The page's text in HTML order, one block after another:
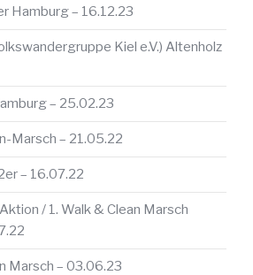
Hamburg – 16.12.23
Kiel e.V.) Altenholz
– 25.02.23
Marsch – 21.05.22
– 16.07.22
/ 1. Walk & Clean Marsch
Marsch – 03.06.23